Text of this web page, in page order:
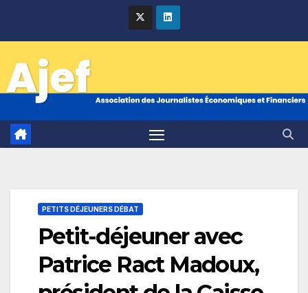
PETITS DÉJEUNERS DÉBAT
Petit-déjeuner avec
Patrice Ract Madoux,